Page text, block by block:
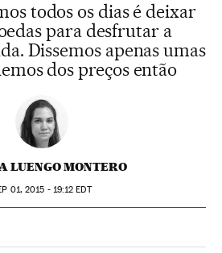
todos os dias é deixar
para desfrutar a
Dissemos apenas umas
dos preços então
LUENGO MONTERO
01, 2015 - 19:12 EDT
Twitter
Redes Sociales